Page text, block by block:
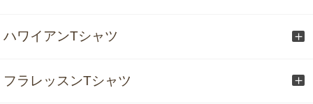
ハワイアンTシャツ
フラレッスンTシャツ